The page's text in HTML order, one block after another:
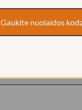
Gaukite nuolaidos